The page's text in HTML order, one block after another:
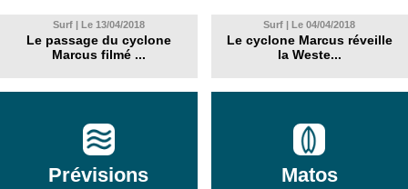
Surf | Le 13/04/2018
Le passage du cyclone
Marcus filmé ...
Surf | Le 04/04/2018
Le cyclone Marcus réveille
la Weste...
Prévisions Matos